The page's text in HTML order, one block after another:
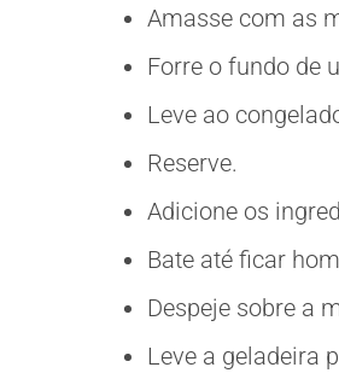
Amasse com as
Forre o fundo de
Leve ao
Reserve.
Adicione os
Bate até ficar
Despeje sobre a
Leve a geladeira